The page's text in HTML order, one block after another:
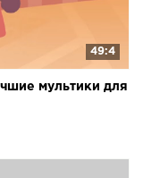
49:4
мультики для